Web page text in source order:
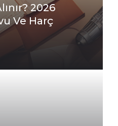
2026
Ve Harç